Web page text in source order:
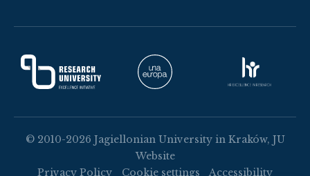
© 2010-2026 Jagiellonian University in Kraków, JU
Website
Privacy Policy
Cookie settings Accessibility